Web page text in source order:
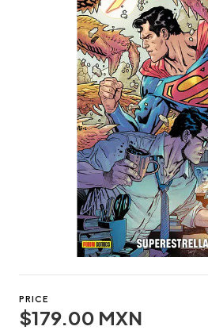
PRICE
$179.00 MXN